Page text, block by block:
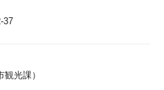
37
光課）